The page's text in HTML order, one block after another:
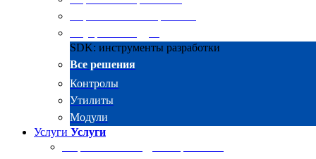
SDK: инструменты разработки
Все решения
Контролы
Утилиты
Модули
Услуги Услуги